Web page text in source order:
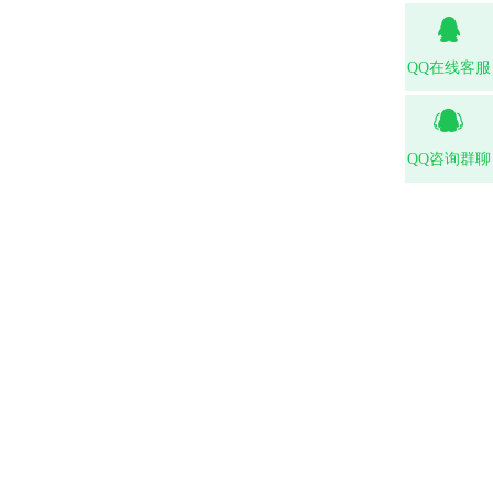
QQ在线客服
QQ咨询群聊